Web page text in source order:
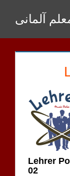
Inhalt
springen
آلمانی
Lehrer
02